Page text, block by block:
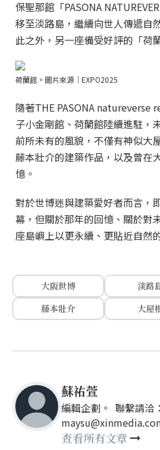
保聖那館「PASONA
移至淡路島，繼續向世人傳遞自
此之外，另一座備受好評的「荷
荷蘭館。圖片來源｜EXPO2025
隨著THE PASONA natureverse
子小金剛館、荷蘭館陸續進駐，
前所未有的風貌，不僅有神似大
藤本壯介的建築作品，以及曾在
憶。
對於世博迷與建築愛好者而言，
幕，但關於那年的回憶、關於對
座島嶼上以更永續、更貼近自然
大阪世博
淡路
藤本壯介
大屋
蘇祐萱
編輯企劃。 聯繫請洽：
查看所有文章